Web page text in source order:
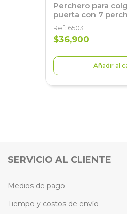
Perchero para
puerta con 7
Ref: 6503
$36,900
Añadir al
SERVICIO AL CLIENTE
Medios de pago
Tiempo y costos de envío